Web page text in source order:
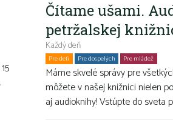
Čítame ušami.
petržalskej
Každý deň
Pre deti Pre dospelých Pre mládež
Máme skvelé správy pre
môžete v našej knižnici nielen
aj audioknihy! Vstúpte do sveta